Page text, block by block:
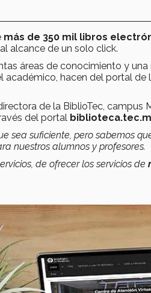
más de 350 mil libros
alcance de un solo click.
áreas de conocimiento y
académico, hacen del portal
directora de la BiblioTec,
del portal
sea suficiente, pero sabemos
nuestros alumnos y profesores.
de ofrecer los servicios de